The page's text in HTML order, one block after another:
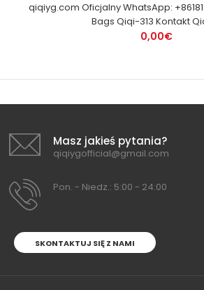
qiqiyg.com Oficjalny WhatsApp:
Bags Qiqi-313 Kontakt
0,00€
Masz jakieś pytania?
qiqiygofficial@gmail.com
Pon. - Niedz.: 5:00 - 24:00
SKONTAKTUJ SIĘ Z NAMI